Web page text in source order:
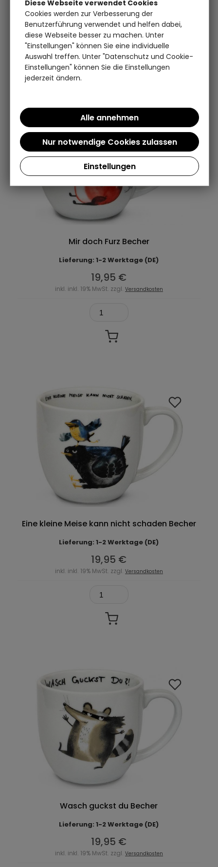
Sortieren nach:
Artikel pro Seite:
Mir doch Furz Becher
Lieferung: 1-2 Werktage (DE)
19,95 €
inkl. inkl. 19% MwSt. zzgl. Versandkosten
Eine kleine Meise kann nicht schaden Becher
Lieferung: 1-2 Werktage (DE)
19,95 €
inkl. inkl. 19% MwSt. zzgl. Versandkosten
Wasch guckst du Becher
Lieferung: 1-2 Werktage (DE)
19,95 €
inkl. inkl. 19% MwSt. zzgl. Versandkosten
Diese Webseite verwendet Cookies
Cookies werden zur Verbesserung der
Benutzerführung verwendet und helfen dabei,
diese Webseite besser zu machen. Unter
"Einstellungen" können Sie eine individuelle
Auswahl treffen. Unter "Datenschutz und Cookie-
Einstellungen" können Sie die Einstellungen
jederzeit ändern.
Einstellungen